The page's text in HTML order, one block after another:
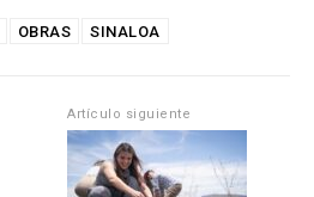
ail m
ar
tir
OBRAS SINALOA
Artículo siguiente